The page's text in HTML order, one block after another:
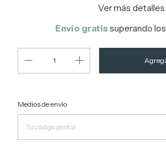
Ver más detalles
Envío gratissuperando los
Entregas para el CP:
Medios de envío